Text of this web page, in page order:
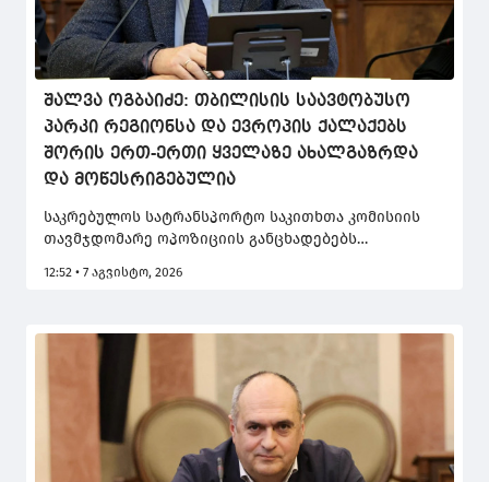
შალვა ოგბაიძე: თბილისის საავტობუსო
პარკი რეგიონსა და ევროპის ქალაქებს
შორის ერთ-ერთი ყველაზე ახალგაზრდა
და მოწესრიგებულია
საკრებულოს სატრანსპორტო საკითხთა კომისიის
თავმჯდომარე ოპოზიციის განცხადებებს
ყოველგვარი ირონიის გარეშე ოპოზიციონერი
12:52 • 7 აგვისტო, 2026